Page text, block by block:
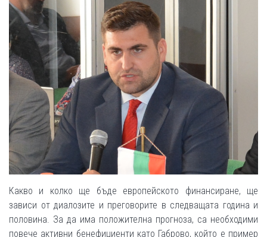
Какво и колко ще бъде европейското финансиране, ще
зависи от диалозите и преговорите в следващата година и
половина. За да има положителна прогноза, са необходими
повече активни бенефициенти като Габрово, който е пример